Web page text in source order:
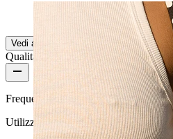
Tradotto dall'IA Mostra originale
Vedi altro
Qualità del prodotto
Frequenza di utilizzo
Utilizzo quotidiano